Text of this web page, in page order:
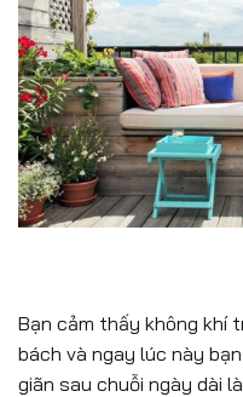
Bạn cảm thấy không khí
bách và ngay lúc này
giãn sau chuỗi ngày dài